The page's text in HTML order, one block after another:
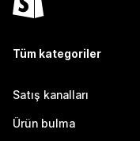
Tüm kategoriler
Satış kanalları
Ürün bulma